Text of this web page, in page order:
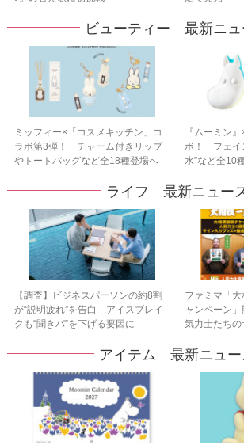
ビューティー 最新ニュ
ミッフィー×「コスメキッチン」コ
ラボ第3弾！ チャーム付きリップ
やトートバッグなど全18種登場へ
『ムーミン
ボ！ フェイ
水”など全10
ライフ 最新ニュー
【調査】ビジネスパーソンの約8割
が“説明疲れ”を告白 アイスブレイ
クも“聞きパ”を下げる要因に
ファミマ「
ャンペーン
気力士たちの
アイテム 最新ニュー